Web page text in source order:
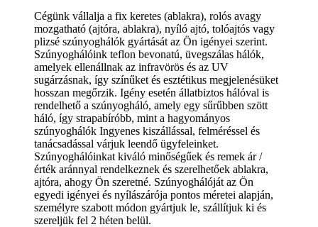
Cégünk vállalja a fix keretes (ablakra), rolós avagy
mozgatható (ajtóra, ablakra), nyíló ajtó, tolóajtós vagy
plizsé szúnyoghálók gyártását az Ön igényei szerint.
Szúnyoghálóink teflon bevonatú, üvegszálas hálók,
amelyek ellenállnak az infravörös és az UV
sugárzásnak, így színűket és esztétikus megjelenésüket
hosszan megőrzik. Igény esetén állatbiztos hálóval is
rendelhető a szúnyogháló, amely egy sűrűbben szött
háló, így strapabíróbb, mint a hagyományos
szúnyoghálók Ingyenes kiszállással, felméréssel és
tanácsadással várjuk leendő ügyfeleinket.
Szúnyoghálóinkat kiváló minőségűek és remek ár /
érték aránnyal rendelkeznek és szerelhetőek ablakra,
ajtóra, ahogy Ön szeretné. Szúnyoghálóját az Ön
egyedi igényei és nyílászárója pontos méretei alapján,
személyre szabott módon gyártjuk le, szállítjuk ki és
szereljük fel 2 héten belül.